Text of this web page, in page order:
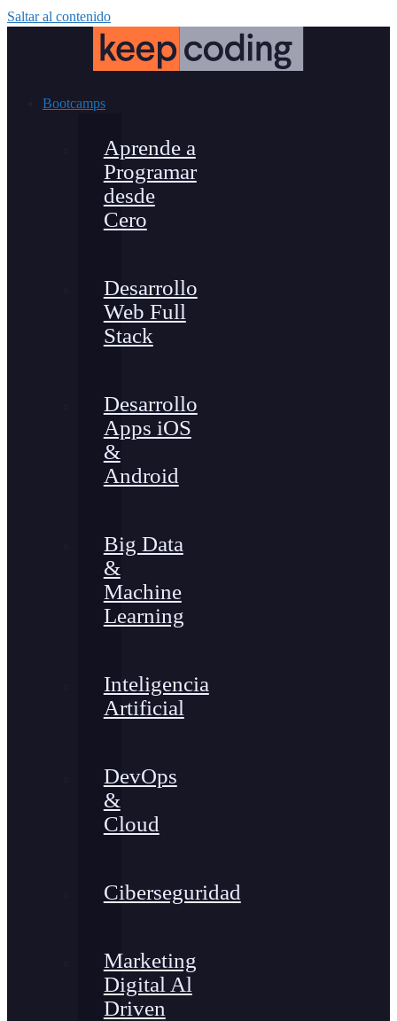
Saltar al contenido
Bootcamps
Aprende a
Programar
desde
Cero
Desarrollo
Web Full
Stack
Desarrollo
Apps iOS
&
Android
Big Data
&
Machine
Learning
Inteligencia
Artificial
DevOps
&
Cloud
Ciberseguridad
Marketing
Digital Al
Driven